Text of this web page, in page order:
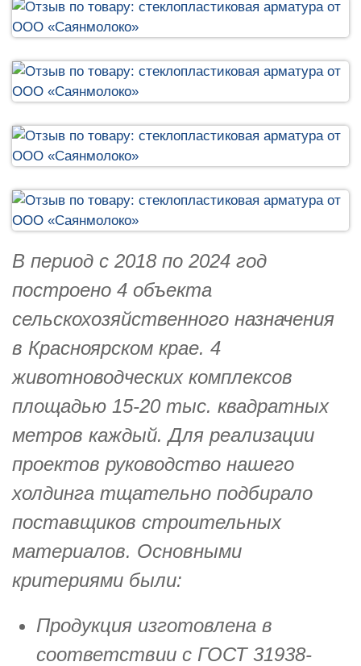
В период с 2018 по 2024 год
построено 4 объекта
сельскохозяйственного назначения
в Красноярском крае. 4
животноводческих комплексов
площадью 15-20 тыс. квадратных
метров каждый. Для реализации
проектов руководство нашего
холдинга тщательно подбирало
поставщиков строительных
материалов. Основными
критериями были:
Продукция изготовлена в
соответствии с ГОСТ 31938-